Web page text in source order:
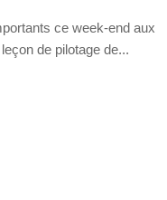
ce week-end aux
de pilotage de...